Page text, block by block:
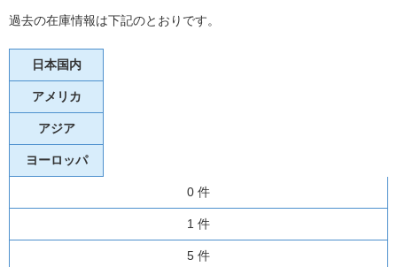
過去の在庫情報は下記のとおりです。
日本国内
アメリカ
アジア
ヨーロッパ
0 件
1 件
5 件